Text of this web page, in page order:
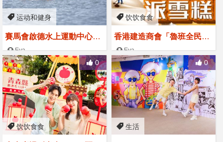
运动和健身
賽馬會啟德水上運動中心今
夏啟動 活化70年代舊啟德
消防局大樓紅白建築
Eva
2026-07-28
饮饮食食
香港建造商會「魯班全民派
雪糕日」
Eva
2026-06-24
0
饮饮食食
0
生活